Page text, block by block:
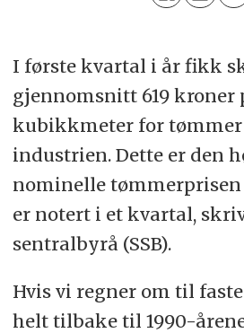
I første kvartal i år fikk
gjennomsnitt 619 kroner
kubikkmeter for tømmer
industrien. Dette er den
nominelle tømmerprisen
er notert i et kvartal,
sentralbyrå (SSB).
Hvis vi regner om til
helt tilbake til 1990-